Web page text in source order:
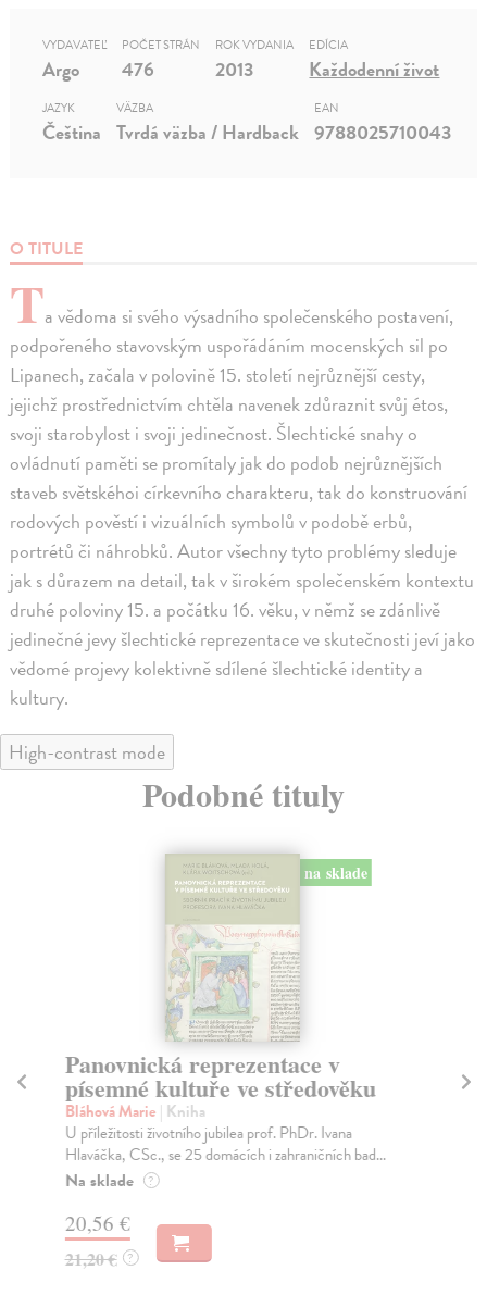
O TITULE
Ta vědoma si svého výsadního společenského postavení,
podpořeného stavovským uspořádáním mocenských sil po
Lipanech, začala v polovině 15. století nejrůznější cesty,
jejichž prostřednictvím chtěla navenek zdůraznit svůj étos,
svoji starobylost i svoji jedinečnost. Šlechtické snahy o
ovládnutí paměti se promítaly jak do podob nejrůznějších
staveb světskéhoi církevního charakteru, tak do konstruování
rodových pověstí i vizuálních symbolů v podobě erbů,
portrétů či náhrobků. Autor všechny tyto problémy sleduje
jak s důrazem na detail, tak v širokém společenském kontextu
druhé poloviny 15. a počátku 16. věku, v němž se zdánlivě
jedinečné jevy šlechtické reprezentace ve skutečnosti jeví jako
vědomé projevy kolektivně sdílené šlechtické identity a
kultury.
VYDAVATEĽ
Argo
POČET STRÁN
476
ROK VYDANIA
2013
EDÍCIA
Každodenní život
JAZYK
Čeština
VÄZBA
Tvrdá väzba / Hardback
EAN
9788025710043
High-contrast mode
Podobné tituly
na sklade
Panovnická reprezentace v
písemné kultuře ve středověku
Bláhová Marie | Kniha
U příležitosti životního jubilea prof. PhDr. Ivana
Hlaváčka, CSc., se 25 domácích i zahraničních bad...
Na sklade ?
20,56 €
21,20 € ?